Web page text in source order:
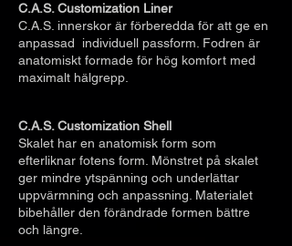
C.A.S. Customization Liner
C.A.S. innerskor är förberedda för att ge en
anpassad individuell passform. Fodren är
anatomiskt formade för hög komfort med
maximalt hälgrepp.
C.A.S. Customization Shell
Skalet har en anatomisk form som
efterliknar fotens form. Mönstret på skalet
ger mindre ytspänning och underlättar
uppvärmning och anpassning. Materialet
bibehåller den förändrade formen bättre
och längre.